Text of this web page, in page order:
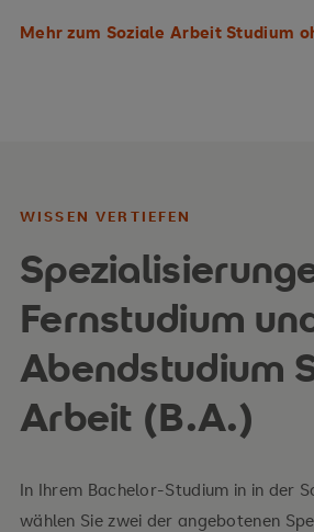
Mehr zum Soziale Arbeit Studium
WISSEN VERTIEFEN
Fernstudium
Abendstudium
Arbeit (B.A.)
In Ihrem Bachelor-Studium in in der
wählen Sie zwei der angebotenen